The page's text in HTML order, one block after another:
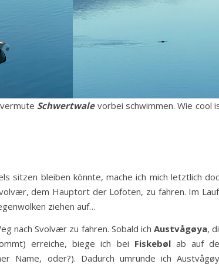
Schwertwalevorbei schwimmen. Wie cool
sitzen bleiben könnte, mache ich mich letztlich
dem Hauptort der Lofoten, zu fahren. Im
ziehen auf…
nach Svolvær zu fahren. Sobald ich Austvågøya,
erreiche, biege ich bei Fiskebølab auf
Name, oder?). Dadurch umrunde ich